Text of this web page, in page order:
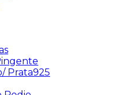
Prata925